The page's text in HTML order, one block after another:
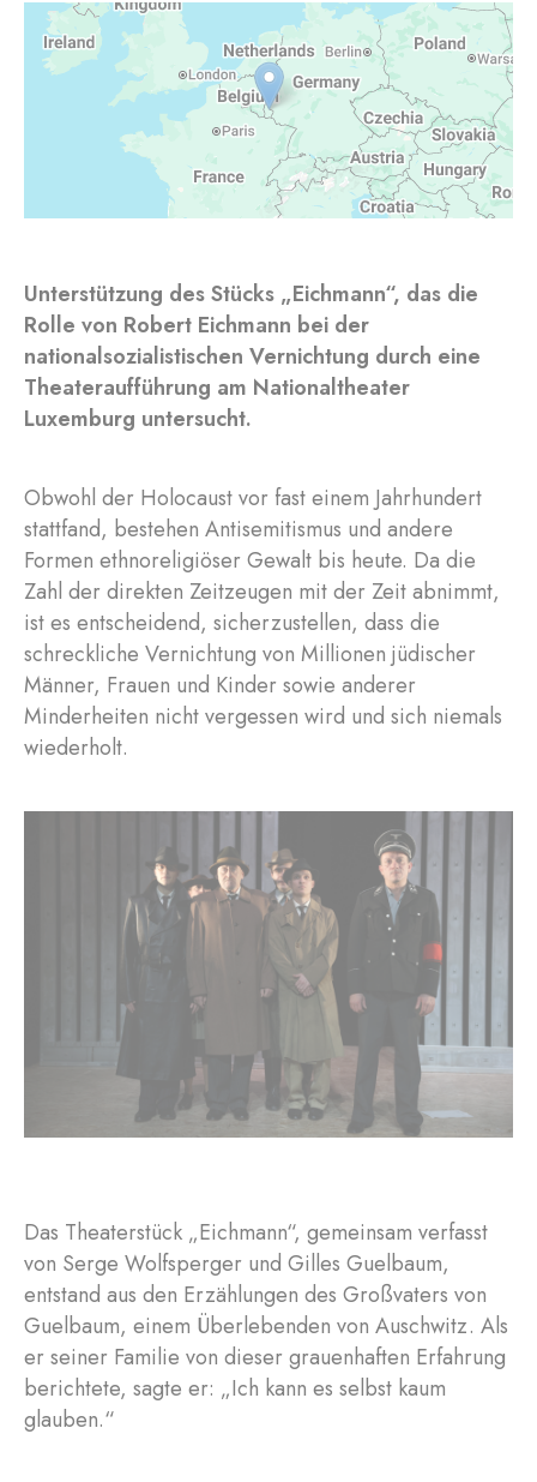
Unterstützung des Stücks „Eichmann“, das die
Rolle von Robert Eichmann bei der
nationalsozialistischen Vernichtung durch eine
Theateraufführung am Nationaltheater
Luxemburg untersucht.
Obwohl der Holocaust vor fast einem Jahrhundert
stattfand, bestehen Antisemitismus und andere
Formen ethnoreligiöser Gewalt bis heute. Da die
Zahl der direkten Zeitzeugen mit der Zeit abnimmt,
ist es entscheidend, sicherzustellen, dass die
schreckliche Vernichtung von Millionen jüdischer
Männer, Frauen und Kinder sowie anderer
Minderheiten nicht vergessen wird und sich niemals
wiederholt.
Das Theaterstück „Eichmann“, gemeinsam verfasst
von Serge Wolfsperger und Gilles Guelbaum,
entstand aus den Erzählungen des Großvaters von
Guelbaum, einem Überlebenden von Auschwitz. Als
er seiner Familie von dieser grauenhaften Erfahrung
berichtete, sagte er: „Ich kann es selbst kaum
glauben.“